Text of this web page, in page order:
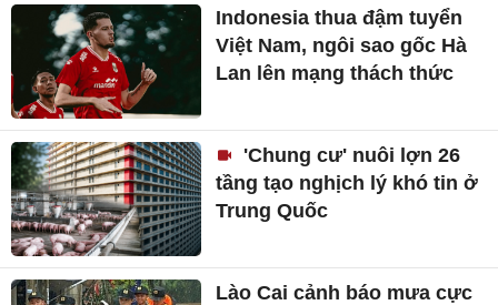
Indonesia thua đậm tuyển
Việt Nam, ngôi sao gốc Hà
Lan lên mạng thách thức
'Chung cư' nuôi lợn 26
tầng tạo nghịch lý khó tin ở
Trung Quốc
Lào Cai cảnh báo mưa cực